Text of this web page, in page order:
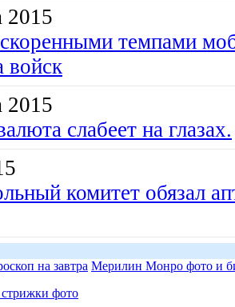
2015
темпами
войск
2015
слабеет на глазах.
комитет обязал
на завтра Мерилин Монро фото и
фото